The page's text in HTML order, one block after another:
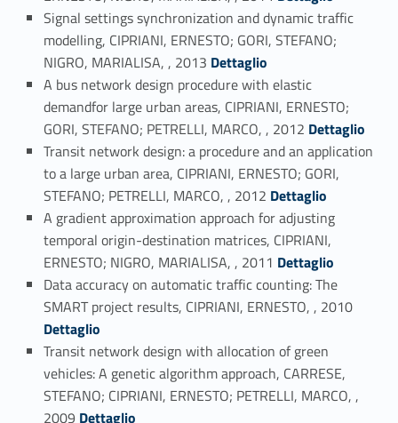
Signal settings synchronization and dynamic traffic
modelling, CIPRIANI, ERNESTO; GORI, STEFANO;
NIGRO, MARIALISA, , 2013 Link identifier #identifier_person_23974-32
Dettaglio
A bus network design procedure with elastic
demandfor large urban areas, CIPRIANI, ERNESTO;
GORI, STEFANO; PETRELLI, MARCO, , 2012 Link identifier #identifier_person_137863-33
Dettaglio
Transit network design: a procedure and an application
to a large urban area, CIPRIANI, ERNESTO; GORI,
STEFANO; PETRELLI, MARCO, , 2012 Link identifier #identifier_person_135133-34
Dettaglio
A gradient approximation approach for adjusting
temporal origin-destination matrices, CIPRIANI,
ERNESTO; NIGRO, MARIALISA, , 2011 Link identifier #identifier_person_88987-35
Dettaglio
Data accuracy on automatic traffic counting: The
SMART project results, CIPRIANI, ERNESTO, , 2010
Dettaglio
Transit network design with allocation of green
vehicles: A genetic algorithm approach, CARRESE,
STEFANO; CIPRIANI, ERNESTO; PETRELLI, MARCO, ,
2009 Link identifier #identifier_person_128074-37
Dettaglio